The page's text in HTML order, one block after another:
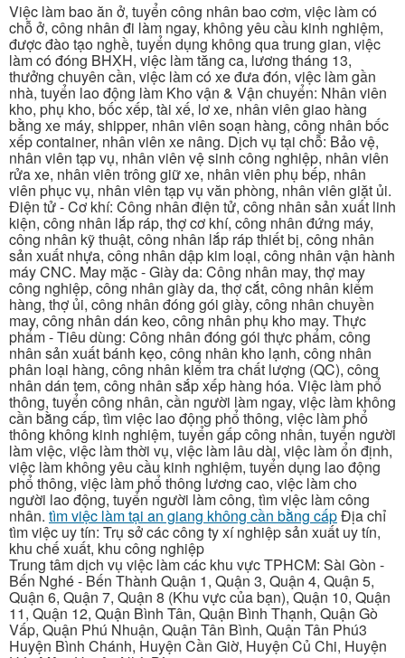
Việc làm bao ăn ở, tuyển công nhân bao cơm, việc làm có
chỗ ở, công nhân đi làm ngay, không yêu cầu kinh nghiệm,
được đào tạo nghề, tuyển dụng không qua trung gian, việc
làm có đóng BHXH, việc làm tăng ca, lương tháng 13,
thưởng chuyên cần, việc làm có xe đưa đón, việc làm gần
nhà, tuyển lao động làm Kho vận & Vận chuyển: Nhân viên
kho, phụ kho, bốc xếp, tài xế, lơ xe, nhân viên giao hàng
bằng xe máy, shipper, nhân viên soạn hàng, công nhân bốc
xếp container, nhân viên xe nâng. Dịch vụ tại chỗ: Bảo vệ,
nhân viên tạp vụ, nhân viên vệ sinh công nghiệp, nhân viên
rửa xe, nhân viên trông giữ xe, nhân viên phụ bếp, nhân
viên phục vụ, nhân viên tạp vụ văn phòng, nhân viên giặt ủi.
Điện tử - Cơ khí: Công nhân điện tử, công nhân sản xuất linh
kiện, công nhân lắp ráp, thợ cơ khí, công nhân đứng máy,
công nhân kỹ thuật, công nhân lắp ráp thiết bị, công nhân
sản xuất nhựa, công nhân dập kim loại, công nhân vận hành
máy CNC. May mặc - Giày da: Công nhân may, thợ may
công nghiệp, công nhân giày da, thợ cắt, công nhân kiểm
hàng, thợ ủi, công nhân đóng gói giày, công nhân chuyền
may, công nhân dán keo, công nhân phụ kho may. Thực
phẩm - Tiêu dùng: Công nhân đóng gói thực phẩm, công
nhân sản xuất bánh kẹo, công nhân kho lạnh, công nhân
phân loại hàng, công nhân kiểm tra chất lượng (QC), công
nhân dán tem, công nhân sắp xếp hàng hóa. Việc làm phổ
thông, tuyển công nhân, cần người làm ngay, việc làm không
cần bằng cấp, tìm việc lao động phổ thông, việc làm phổ
thông không kinh nghiệm, tuyển gấp công nhân, tuyển người
làm việc, việc làm thời vụ, việc làm lâu dài, việc làm ổn định,
việc làm không yêu cầu kinh nghiệm, tuyển dụng lao động
phổ thông, việc làm phổ thông lương cao, việc làm cho
người lao động, tuyển người làm công, tìm việc làm công
nhân. tìm việc làm tại an giang không cần bằng cấpĐịa chỉ
tìm việc uy tín: Trụ sở các công ty xí nghiệp sản xuất uy tín,
khu chế xuất, khu công nghiệp
Trung tâm dịch vụ việc làm các khu vực TPHCM: Sài Gòn -
Bến Nghé - Bến Thành Quận 1, Quận 3, Quận 4, Quận 5,
Quận 6, Quận 7, Quận 8 (Khu vực của bạn), Quận 10, Quận
11, Quận 12, Quận Bình Tân, Quận Bình Thạnh, Quận Gò
Vấp, Quận Phú Nhuận, Quận Tân Bình, Quận Tân Phú3
Huyện Bình Chánh, Huyện Cần Giờ, Huyện Củ Chi, Huyện